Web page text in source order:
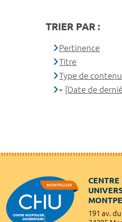
TRIER PAR :
Pertinence
Titre
Type de contenu
[Date de
191 av.